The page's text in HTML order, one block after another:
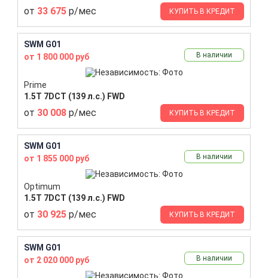
от 33 675 р/мес КУПИТЬ В КРЕДИТ
SWM G01
от 1 800 000 руб
В наличии
Prime
1.5T 7DCT (139 л.с.) FWD
от 30 008 р/мес КУПИТЬ В КРЕДИТ
SWM G01
от 1 855 000 руб
В наличии
Optimum
1.5T 7DCT (139 л.с.) FWD
от 30 925 р/мес КУПИТЬ В КРЕДИТ
SWM G01
от 2 020 000 руб
В наличии